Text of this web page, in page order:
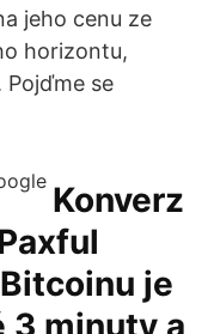
jeho cenu ze
horizontu,
se
Konverz
je
3 minuty a